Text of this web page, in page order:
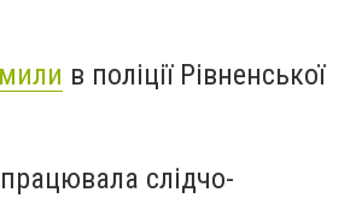
в поліції Рівненської
працювала слідчо-